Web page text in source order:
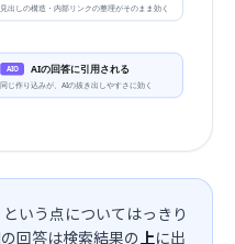
見出しの構造・内部リンクの整理がそのまま効く
AIO AIの回答に引用される
同じ作り込みが、AIの抜き出しやすさに効く
という点についてはっきり
回答は検索結果の上に出